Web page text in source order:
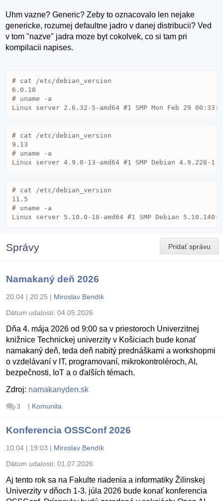
Uhm vazne? Generic? Zeby to oznacovalo len nejake
genericke, rozumej defaultne jadro v danej distribucii? Ved
v tom "nazve" jadra moze byt cokolvek, co si tam pri
kompilacii napises.
# cat /etc/debian_version
6.0.10
# uname -a
# cat /etc/debian_version
9.13
# uname -a
# cat /etc/debian_version
11.5
# uname -a
Pridať správu
Správy
Namakaný deň 2026
20.04 | 20:25 | Miroslav Bendík
Dátum udalosti: 04.05.2026
Dňa 4. mája 2026 od 9:00 sa v priestoroch Univerzitnej
knižnice Technickej univerzity v Košiciach bude konať
namakaný deň, teda deň nabitý prednáškami a workshopmi
o vzdelávaní v IT, programovaní, mikrokontroléroch, AI,
bezpečnosti, IoT a o ďalších témach.
Zdroj: namakanyden.sk
3 | Komunita
Konferencia OSSConf 2026
10.04 | 19:03 | Miroslav Bendík
Dátum udalosti: 01.07.2026
Aj tento rok sa na Fakulte riadenia a informatiky Žilinskej
Univerzity v dňoch 1-3. júla 2026 bude konať konferencia